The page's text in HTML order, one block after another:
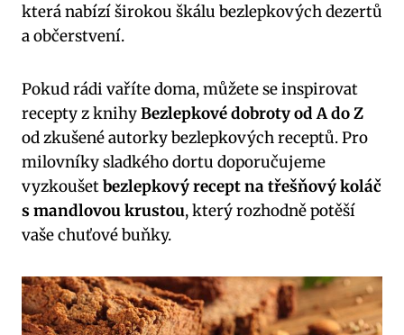
která nabízí ​širokou⁤ škálu bezlepkových⁤ dezertů
a občerstvení.
Pokud‌ rádi vaříte doma, můžete se inspirovat
‌recepty ​z knihyBezlepkové dobroty od A do⁤ Z
od zkušené autorky bezlepkových‍ receptů.‍ Pro
milovníky ⁤sladkého dortu doporučujeme
vyzkoušetbezlepkový recept⁢ na ⁢třešňový⁤ koláč
s mandlovou krustou,‌ který rozhodně potěší
vaše chuťové ‌buňky.